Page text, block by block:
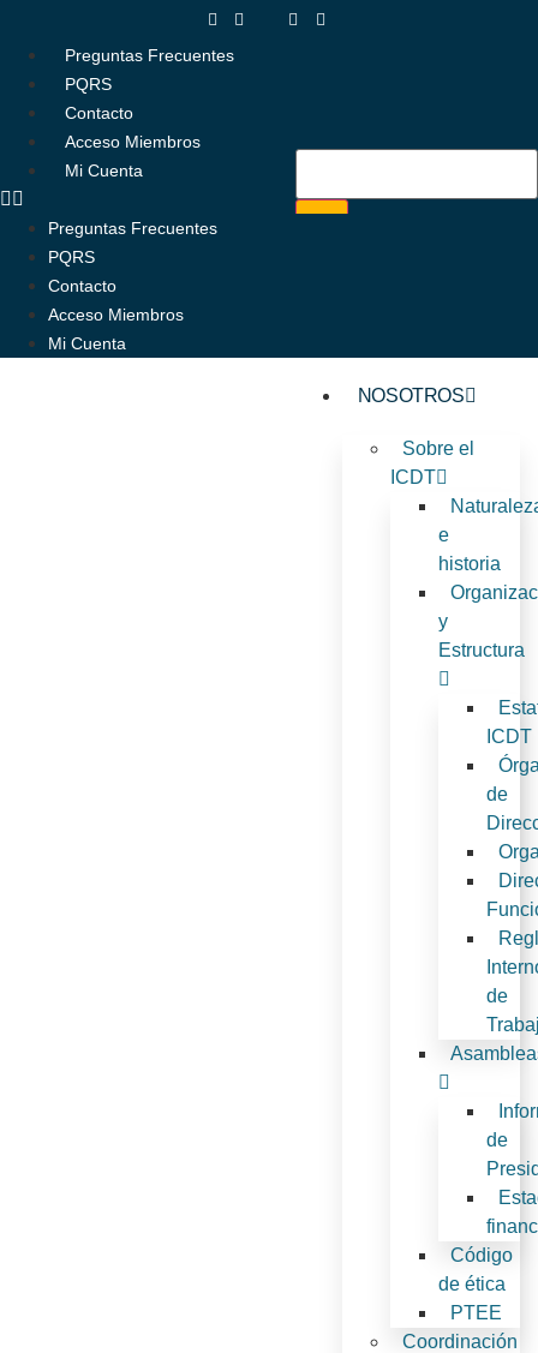
Preguntas Frecuentes
PQRS
Contacto
Acceso Miembros
Mi Cuenta
Preguntas Frecuentes
PQRS
Contacto
Acceso Miembros
Mi Cuenta
NOSOTROS
Sobre el
ICDT
e
historia
y
Estructura
ICDT
de
de
de
Código
de ética
PTEE
Coordinación